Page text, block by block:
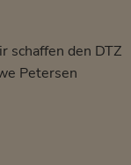
schaffen den DTZ
Petersen